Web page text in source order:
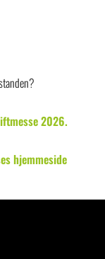
2026.
hjemmeside